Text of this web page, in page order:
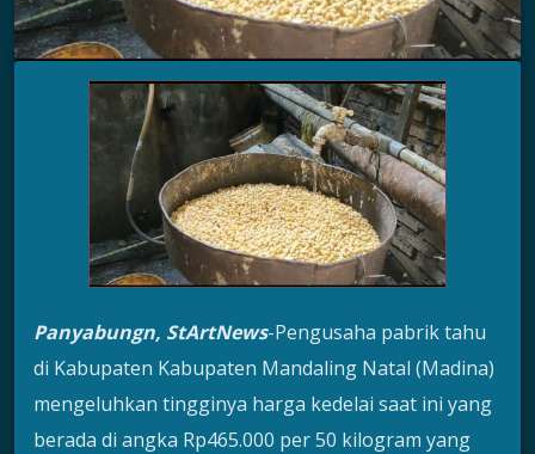
Panyabungn, StArtNews-Pengusaha pabrik tahu
di Kabupaten Kabupaten Mandaling Natal (Madina)
mengeluhkan tingginya harga kedelai saat ini yang
berada di angka Rp465.000 per 50 kilogram yang